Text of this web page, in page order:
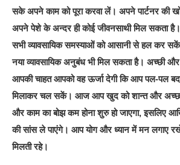
सके अपने काम को पूरा करवा लें। अपने पार्टनर की
अपने पेशे के अन्दर ही कोई जीवनसाथी मिल सकता
सभी व्यावसायिक समस्याओं को आसानी से हल कर
नया व्यावसायिक अनुबंध भी मिल सकता है। अच्छी
आपकी चाहत आपको वह ऊर्जा देगी कि आप पल-पल
मिलाकर चल सकें। आज आप खुद को शान्त और
और काम का बोझ कम होना शुरु हो जाएगा, इसलिए
की सांस ले पाएंगे। आप योग और ध्यान में मन लगाए
मिलती रहे।